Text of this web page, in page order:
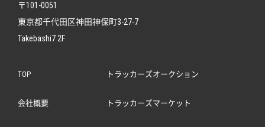
〒101-0051
東京都千代田区神田神保町3-27-7
Takebashi7 2F
TOP
会社概要
トラッカーズオークション
トラッカーズマーケット